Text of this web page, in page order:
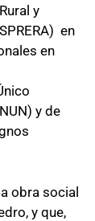
y
en
en
y de
obra social
y que,